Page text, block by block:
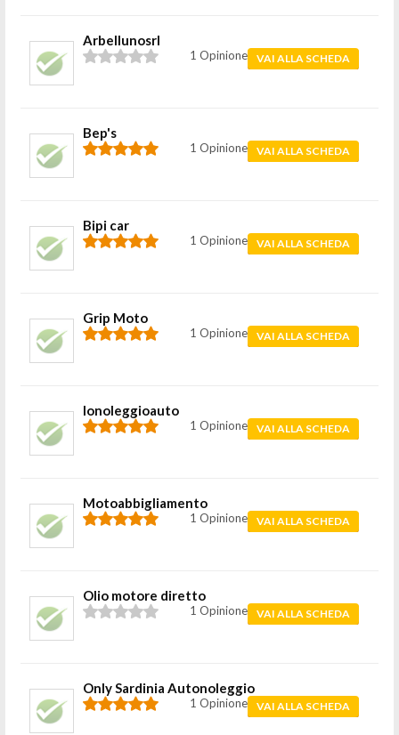
Arbellunosrl
1 Opinione VAI ALLA SCHEDA
Bep's
1 Opinione VAI ALLA SCHEDA
Bipi car
1 Opinione VAI ALLA SCHEDA
Grip Moto
1 Opinione VAI ALLA SCHEDA
Ionoleggioauto
1 Opinione VAI ALLA SCHEDA
Motoabbigliamento
1 Opinione VAI ALLA SCHEDA
Olio motore diretto
1 Opinione VAI ALLA SCHEDA
Only Sardinia Autonoleggio
1 Opinione VAI ALLA SCHEDA